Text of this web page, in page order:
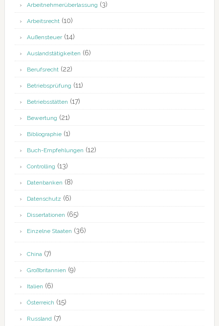
Arbeitnehmerüberlassung (3)
Arbeitsrecht(10)
Außensteuer(14)
Auslandstätigkeiten (6)
Berufsrecht(22)
Betriebsprüfung (11)
Betriebsstätten (17)
Bewertung (21)
Bibliographie(1)
Buch-Empfehlungen (12)
Controlling (13)
Datenbanken (8)
Datenschutz (6)
Dissertationen (65)
Einzelne Staaten (36)
China(7)
Großbritannien (9)
Italien (6)
Österreich (15)
Russland(7)